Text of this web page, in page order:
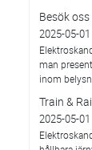
Besök
2025-05-01
man
inom
Train &
2025-05-01